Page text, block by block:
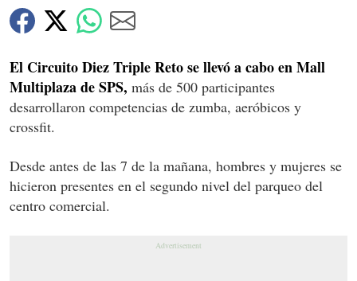
El Circuito Diez Triple Reto se llevó a cabo en Mall
Multiplaza de SPS, más de 500 participantes
desarrollaron competencias de zumba, aeróbicos y
crossfit.
Desde antes de las 7 de la mañana, hombres y mujeres se
hicieron presentes en el segundo nivel del parqueo del
centro comercial.